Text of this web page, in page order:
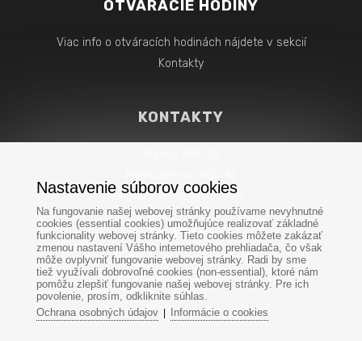
OTVÁRACIE HODINY
Viac info o otváracích hodinách nájdete v sekcií
Kontakty
KONTAKTY
Areál pneuservis Molnár
Tel. & Email:
+421 918 11 50 11
info@stonetrade.sk
Nastavenie súborov cookies
Na fungovanie našej webovej stránky používame nevyhnutné
cookies (essential cookies) umožňujúce realizovať základné
funkcionality webovej stránky. Tieto cookies môžete zakázať
zmenou nastavení Vášho internetového prehliadača, čo však
môže ovplyvniť fungovanie webovej stránky. Radi by sme
tiež využívali dobrovoľné cookies (non-essential), ktoré nám
pomôžu zlepšiť fungovanie našej webovej stránky. Pre ich
povolenie, prosím, odkliknite súhlas.
Ochrana osobných údajov| Informácie o cookies